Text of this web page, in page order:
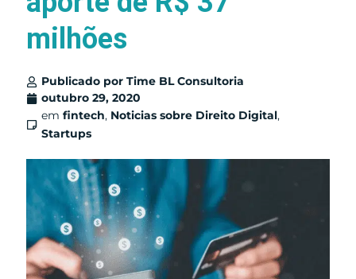
milhões
Publicado por Time BL Consultoria
outubro 29, 2020
em fintech, Noticias sobre Direito Digital,
Startups